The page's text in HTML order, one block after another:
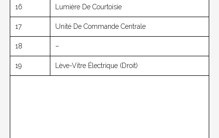
16 Lumière De Courtoisie
17 Unité De Commande Centrale
18 –
19 Lève-Vitre Électrique (droit)